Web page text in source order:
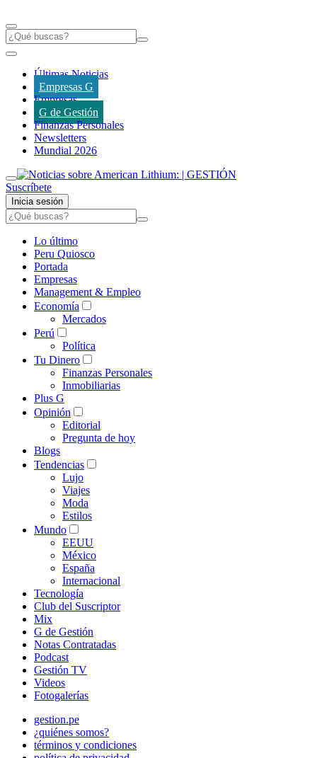
Últimas Noticias
Empresas G
Empresas
G de Gestión
Finanzas Personales
Newsletters
Mundial 2026
Suscríbete
Inicia sesión
Lo último
Peru Quiosco
Portada
Empresas
Management & Empleo
Economía
Mercados
Perú
Política
Tu Dinero
Finanzas Personales
Inmobiliarias
Plus G
Opinión
Editorial
Pregunta de hoy
Blogs
Tendencias
Lujo
Viajes
Moda
Estilos
Mundo
EEUU
México
España
Internacional
Tecnología
Club del Suscriptor
Mix
G de Gestión
Notas Contratadas
Podcast
Gestión TV
Videos
Fotogalerías
gestion.pe
¿quiénes somos?
términos y condiciones